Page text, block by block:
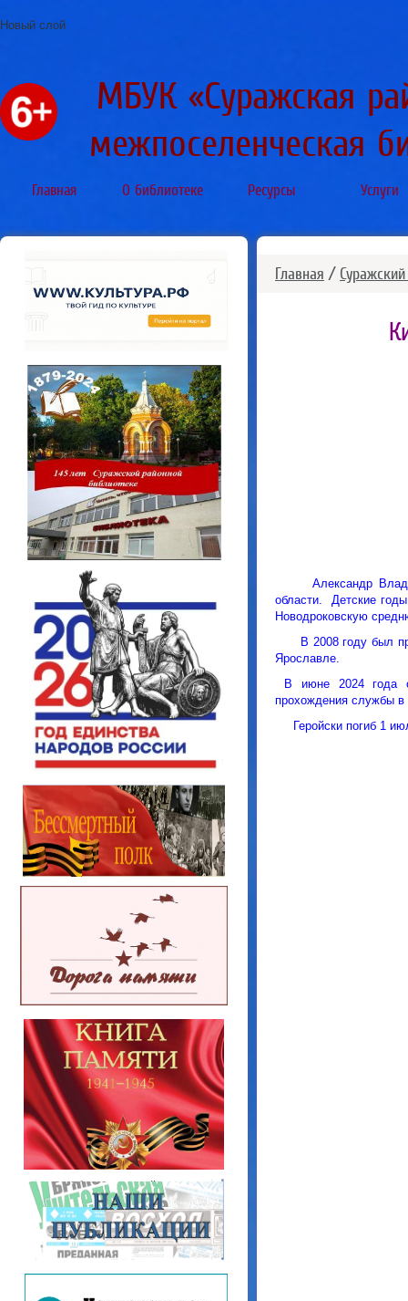
МБУК «Суражская
межпоселенческая
Главная О библиотеке Ресурсы Услуги
Новый слой
Главная /
Александр
области. Детские
Новодроковскую
В 2008 году был
Ярославле.
В июне 2024 года
прохождения службы
Геройски погиб 1